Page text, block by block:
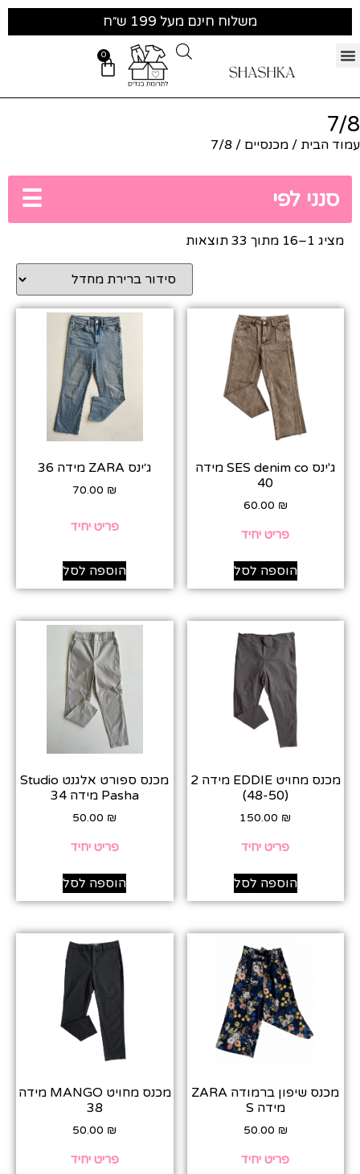
משלוח חינם מעל 199 ש״ח
0
7/8
עמוד הבית / מכנסיים / 7/8
סנני לפי ☰
מציג 1–16 מתוך 33 תוצאות
ג'ינס SES denim co מידה
40
60.00 ₪
פריט יחיד
הוספה לסל
ג׳ינס ZARA מידה 36
70.00 ₪
פריט יחיד
הוספה לסל
מכנס מחויט EDDIE מידה 2
(48-50)
150.00 ₪
פריט יחיד
הוספה לסל
מכנס ספורט אלגנט Studio
Pasha מידה 34
50.00 ₪
פריט יחיד
הוספה לסל
מכנס שיפון ברמודה ZARA
מידה S
50.00 ₪
פריט יחיד
מכנס מחויט MANGO מידה
38
50.00 ₪
פריט יחיד